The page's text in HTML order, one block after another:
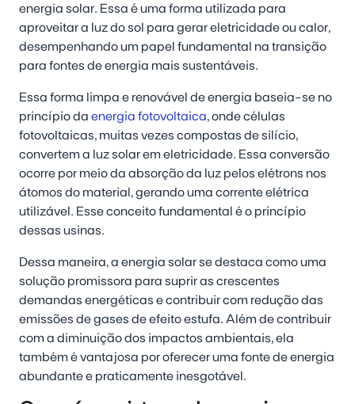
energia solar. Essa é uma forma utilizada para
aproveitar a luz do sol para gerar eletricidade ou calor,
desempenhando um papel fundamental na transição
para fontes de energia mais sustentáveis.
Essa forma limpa e renovável de energia baseia-se no
princípio da energia fotovoltaica, onde células
fotovoltaicas, muitas vezes compostas de silício,
convertem a luz solar em eletricidade. Essa conversão
ocorre por meio da absorção da luz pelos elétrons nos
átomos do material, gerando uma corrente elétrica
utilizável. Esse conceito fundamental é o princípio
dessas usinas.
Dessa maneira, a energia solar se destaca como uma
solução promissora para suprir as crescentes
demandas energéticas e contribuir com redução das
emissões de gases de efeito estufa. Além de contribuir
com a diminuição dos impactos ambientais, ela
também é vantajosa por oferecer uma fonte de energia
abundante e praticamente inesgotável.